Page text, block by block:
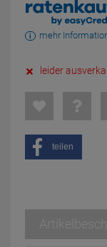
mehr
leider
teilen